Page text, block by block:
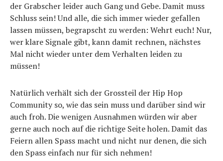
der Grabscher leider auch Gang und Gebe. Damit muss
Schluss sein! Und alle, die sich immer wieder gefallen
lassen müssen, begrapscht zu werden: Wehrt euch! Nur,
wer klare Signale gibt, kann damit rechnen, nächstes
Mal nicht wieder unter dem Verhalten leiden zu
müssen!
Natürlich verhält sich der Grossteil der Hip Hop
Community so, wie das sein muss und darüber sind wir
auch froh. Die wenigen Ausnahmen würden wir aber
gerne auch noch auf die richtige Seite holen. Damit das
Feiern allen Spass macht und nicht nur denen, die sich
den Spass einfach nur für sich nehmen!